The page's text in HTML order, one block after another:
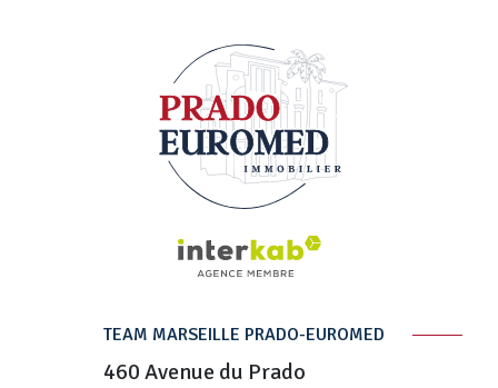
TEAM MARSEILLE PRADO-EUROMED
460 Avenue du Prado